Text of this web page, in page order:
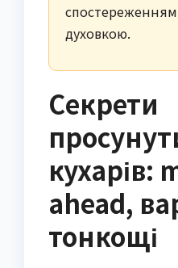
духовкою.
Секрети
кухарів:
ahead,
тонкощі